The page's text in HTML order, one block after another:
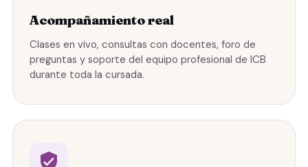
Acompañamiento real
Clases en vivo, consultas con docentes, foro de
preguntas y soporte del equipo profesional de ICB
durante toda la cursada.